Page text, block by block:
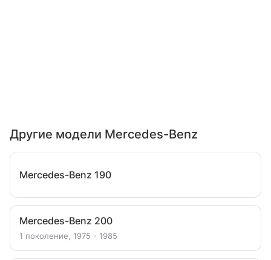
Другие модели Mercedes-Benz
Mercedes-Benz 190
Mercedes-Benz 200
1 поколение, 1975 - 1985